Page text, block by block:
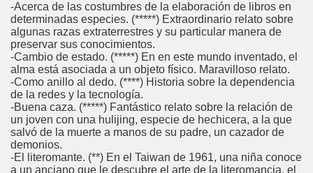
-Acerca de las costumbres de la elaboración de libros en
determinadas especies. (*****) Extraordinario relato sobre
algunas razas extraterrestres y su particular manera de
preservar sus conocimientos.
-Cambio de estado. (*****) En en este mundo inventado, el
alma está asociada a un objeto físico. Maravilloso relato.
-Como anillo al dedo. (****) Historia sobre la dependencia
de la redes y la tecnología.
-Buena caza. (*****) Fantástico relato sobre la relación de
un joven con una hulijing, especie de hechicera, a la que
salvó de la muerte a manos de su padre, un cazador de
demonios.
-El literomante. (**) En el Taiwan de 1961, una niña conoce
a un anciano que le descubre el arte de la literomancia, el